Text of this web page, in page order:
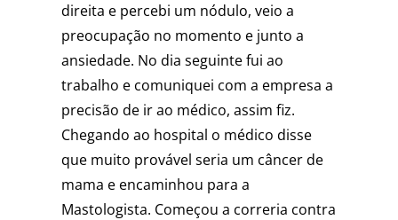
direita e percebi um nódulo, veio a
preocupação no momento e junto a
ansiedade. No dia seguinte fui ao
trabalho e comuniquei com a empresa a
precisão de ir ao médico, assim fiz.
Chegando ao hospital o médico disse
que muito provável seria um câncer de
mama e encaminhou para a
Mastologista. Começou a correria contra